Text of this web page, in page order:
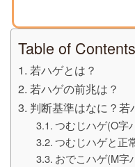
Table of Contents
若ハゲとは？
若ハゲの前兆は？
判断基準はなに？
つむじハゲ(O字
つむじハゲと正
おでこハゲ(M字